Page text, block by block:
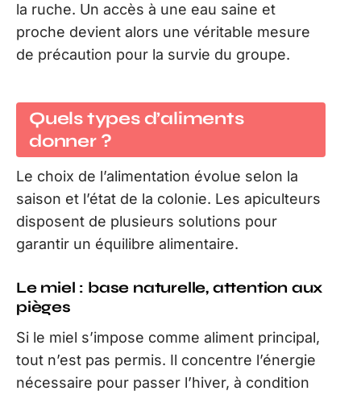
la ruche. Un accès à une eau saine et
proche devient alors une véritable mesure
de précaution pour la survie du groupe.
Quels types d’aliments
donner ?
Le choix de l’alimentation évolue selon la
saison et l’état de la colonie. Les apiculteurs
disposent de plusieurs solutions pour
garantir un équilibre alimentaire.
Le miel : base naturelle, attention aux
pièges
Si le miel s’impose comme aliment principal,
tout n’est pas permis. Il concentre l’énergie
nécessaire pour passer l’hiver, à condition